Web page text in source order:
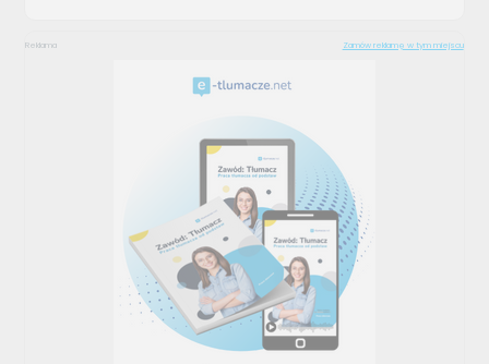
Reklama Zamów reklamę w tym miejscu